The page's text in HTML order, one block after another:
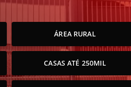
ÁREA RURAL
CASAS ATÉ 250MIL